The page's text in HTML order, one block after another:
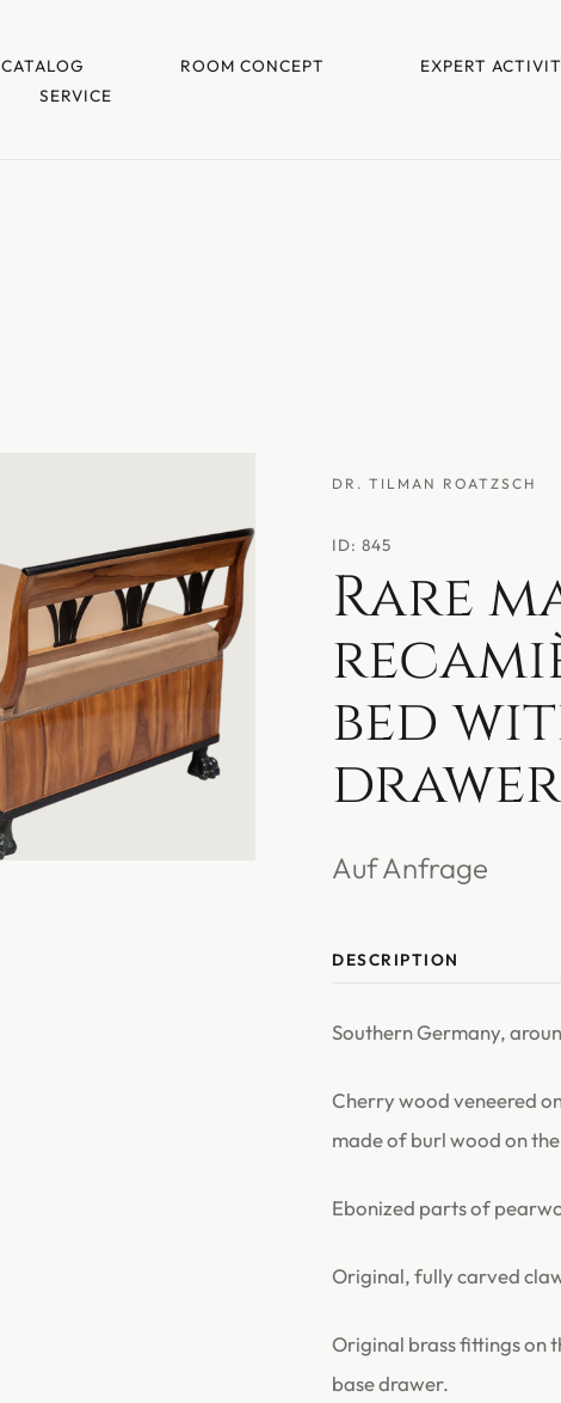
CATALOG ROOM CONCEPT
EXPERT
SERVICE
DR. TILMAN ROATZSCH
ID: 845
Rare
bed
Auf Anfrage
DESCRIPTION
Southern Germany,
Cherry wood veneered
made of burl wood on
Ebonized parts of
Original, fully carved
Original brass fittings on
base drawer.